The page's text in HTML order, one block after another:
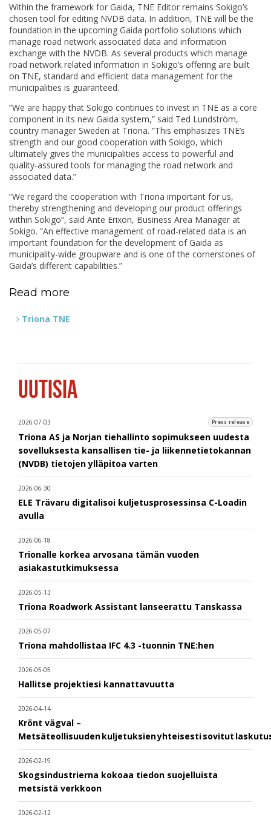
Within the framework for Gaida, TNE Editor remains Sokigo’s
chosen tool for editing NVDB data. In addition, TNE will be the
foundation in the upcoming Gaida portfolio solutions which
manage road network associated data and information
exchange with the NVDB. As several products which manage
road network related information in Sokigo’s offering are built
on TNE, standard and efficient data management for the
municipalities is guaranteed.
”We are happy that Sokigo continues to invest in TNE as a core
component in its new Gaida system,” said Ted Lundström,
country manager Sweden at Triona. ”This emphasizes TNE’s
strength and our good cooperation with Sokigo, which
ultimately gives the municipalities access to powerful and
quality-assured tools for managing the road network and
associated data.”
”We regard the cooperation with Triona important for us,
thereby strengthening and developing our product offerings
within Sokigo”, said Ante Erixon, Business Area Manager at
Sokigo. ”An effective management of road-related data is an
important foundation for the development of Gaida as
municipality-wide groupware and is one of the cornerstones of
Gaida’s different capabilities.”
Read more
Triona TNE
UUTISIA
2026-07-03 Press release
Triona AS ja Norjan tiehallinto sopimukseen uudesta
sovelluksesta kansallisen tie- ja liikennetietokannan
(NVDB) tietojen ylläpitoa varten
2026-06-30
ELE Trävaru digitalisoi kuljetusprosessinsa C-Loadin
avulla
2026-06-18
Trionalle korkea arvosana tämän vuoden
asiakastutkimuksessa
2026-05-13
Triona Roadwork Assistant lanseerattu Tanskassa
2026-05-07
Triona mahdollistaa IFC 4.3 -tuonnin TNE:hen
2026-05-05
Hallitse projektiesi kannattavuutta
2026-04-14
Krönt vägval –
Metsäteollisuuden kuljetuksien yhteisesti sovitut
2026-02-19
Skogsindustrierna kokoaa tiedon suojelluista
metsistä verkkoon
2026-02-12